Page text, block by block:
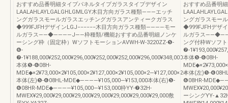
おすすめ品番明細タイプパネルタイプガラスタイプデザイン
LAALAHLAYLGALGHLGMLGY木目方向ガラス種類―――エッチ
ングガラスモールガラスエッチングガラスアンティークガラス
◆999FJFHデザインLGJ−−−−−−木目方向ガラス種類――――モー
ルガラス――◆――――J――枠種類/機能おすすめ品番明細ノンケ
ーシング枠（固定枠）WソフトモーションAVWH-W-3220ZZ-❺-
❻-
❼-1¥188,000¥252,000¥296,000¥252,000¥252,000¥296,000¥348,000
本体❺-❻08H-
MDE◆×2¥73,000×2¥105,000×2¥127,000×2¥105,000×2―¥127,000×2―
本体(左)❺-❻08HL-MDE◆――――¥105,000―¥153,000本体(右)❺-
❻08HR-MDE◆――――¥105,000―¥153,000枠YY-❼32H-
MWEX¥29,000¥29,000¥29,000¥29,000¥29,000¥29,000¥29,000敷
おすすめ品番明
ングガラスモー
◆999FJFHデザ
ルガラス
ング付枠Wソフ
❼-
本体❺-❻08H-
本体(左)❺-
❻08HR-
ーシングYY-